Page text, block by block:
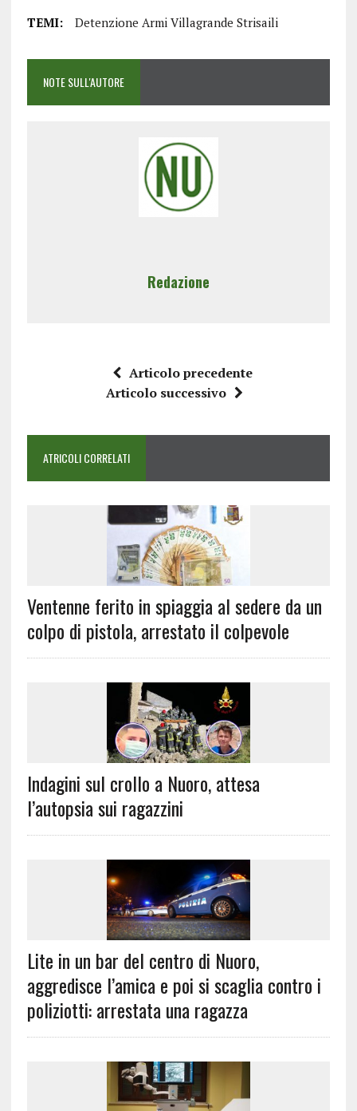
TEMI: Detenzione Armi Villagrande Strisaili
NOTE SULL'AUTORE
Redazione
Articolo precedente
Articolo successivo
ATRICOLI CORRELATI
Ventenne ferito in spiaggia al sedere da un
colpo di pistola, arrestato il colpevole
Indagini sul crollo a Nuoro, attesa
l’autopsia sui ragazzini
Lite in un bar del centro di Nuoro,
aggredisce l’amica e poi si scaglia contro i
poliziotti: arrestata una ragazza